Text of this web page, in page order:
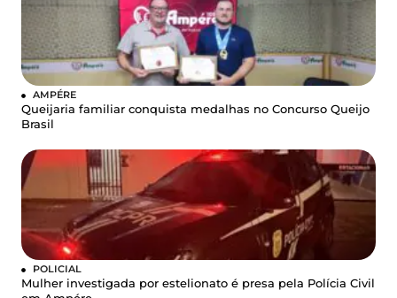
AMPÉRE
Queijaria familiar conquista medalhas no Concurso Queijo
Brasil
POLICIAL
Mulher investigada por estelionato é presa pela Polícia Civil